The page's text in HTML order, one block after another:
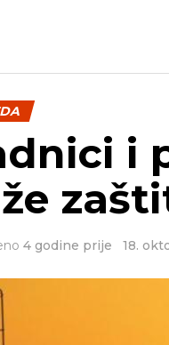
i
4 godine prije 18.